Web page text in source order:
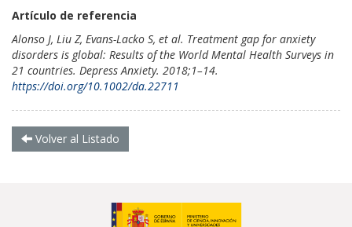
Artículo de referencia
Alonso J, Liu Z, Evans-Lacko S, et al. Treatment gap for anxiety
disorders is global: Results of the World Mental Health Surveys in
21 countries. Depress Anxiety. 2018;1–14.
https://doi.org/10.1002/da.22711
Volver al Listado